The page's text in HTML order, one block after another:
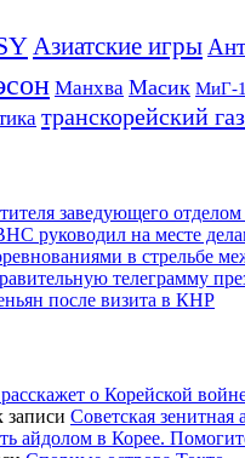
Азиатские игры
Манхва Масик МиГ-
транскорейский
заведующего
руководил на месте
в стрельбе
телеграмму
после визита в КНР
о Корейской
записи Советская зенитная
айдолом в Корее.